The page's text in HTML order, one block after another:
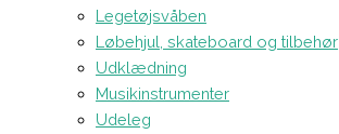
Legetøjsvåben
Løbehjul, skateboard og tilbehør
Udklædning
Musikinstrumenter
Udeleg